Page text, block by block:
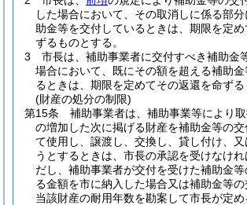
した場合において、その取消しに係る部
助金等を交付しているときは、期限を定
ずるものとする。
3
市長は、補助事業者に交付すべき補助金
場合において、既にその額を超える補助
るときは、期限を定めてその返還を命ずる
(財産の処分の制限)
第15条
補助事業者は、補助事業等により
の増加した次に掲げる財産を補助金等の
て使用し、譲渡し、交換し、貸し付け、又
うとするときは、市長の承認を受けなけれ
だし、補助事業者が交付を受けた補助金
る金額を市に納入した場合又は補助金等
当該財産の耐用年数を勘案して市長が定